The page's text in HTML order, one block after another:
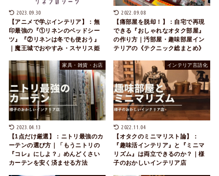
2023.09.30
【アニメで学ぶインテリア】：無
印最強の『①リネンのベッドシー
ツ』『②リネンは冬でも使おう』
｜魔王城でおやすみ・スヤリス姫
2022.09.08
【痛部屋を脱却！】：自宅で再現
できる『おしゃれなオタク部屋』
の作り方｜汚部屋・趣味部屋イン
テリアの《テクニック総まとめ》
家具・雑貨・お店
2023.04.13
【1点だけ厳選】：ニトリ最強のカ
ーテンの選び方｜「もうニトリの
『コレ』にしよ？」めんどくさい
カーテンを安く済ませる方法
インテリア言語化
2022.11.04
【オタクのミニマリスト論】：
『趣味活インテリア』と『ミニマ
リズム』は両立できるのか？｜様
子のおかしいインテリア店